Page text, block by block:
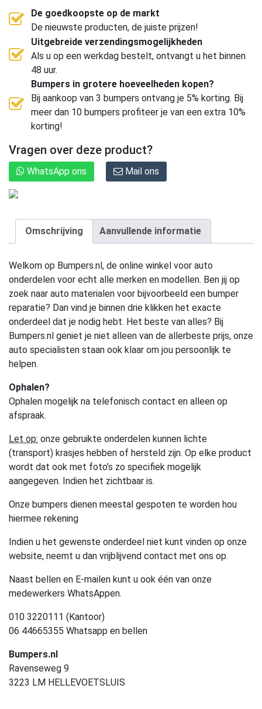
De goedkoopste op de markt
De nieuwste producten, de juiste prijzen!
Uitgebreide verzendingsmogelijkheden
Als u op een werkdag bestelt, ontvangt u het binnen
48 uur.
Bumpers in grotere hoeveelheden kopen?
Bij aankoop van 3 bumpers ontvang je 5% korting. Bij
meer dan 10 bumpers profiteer je van een extra 10%
korting!
Vragen over deze product?
WhatsApp ons Mail ons
Omschrijving Aanvullende informatie
Welkom op Bumpers.nl, de online winkel voor auto
onderdelen voor echt alle merken en modellen. Ben jij op
zoek naar auto materialen voor bijvoorbeeld een bumper
reparatie? Dan vind je binnen drie klikken het exacte
onderdeel dat je nodig hebt. Het beste van alles? Bij
Bumpers.nl geniet je niet alleen van de allerbeste prijs, onze
auto specialisten staan ook klaar om jou persoonlijk te
helpen.
Ophalen?
Ophalen mogelijk na telefonisch contact en alleen op
afspraak.
Let op: onze gebruikte onderdelen kunnen lichte
(transport) krasjes hebben of hersteld zijn. Op elke product
wordt dat ook met foto’s zo specifiek mogelijk
aangegeven. Indien het zichtbaar is.
Onze bumpers dienen meestal gespoten te worden hou
hiermee rekening
Indien u het gewenste onderdeel niet kunt vinden op onze
website, neemt u dan vrijblijvend contact met ons op.
Naast bellen en E-mailen kunt u ook één van onze
medewerkers WhatsAppen.
010 3220111 (Kantoor)
06 44665355 Whatsapp en bellen
Bumpers.nl
Ravenseweg 9
3223 LM HELLEVOETSLUIS